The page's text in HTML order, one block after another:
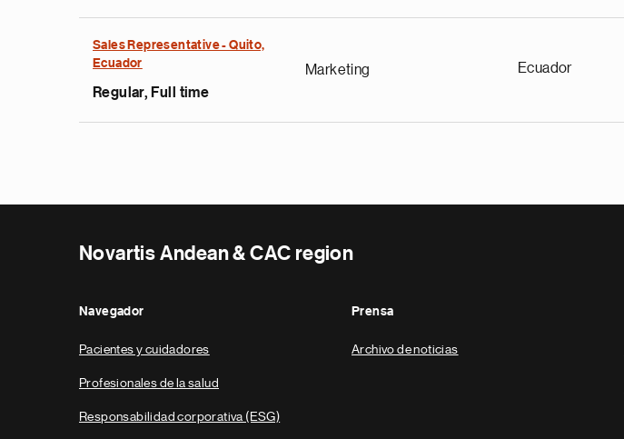
Sales Representative - Quito,
Ecuador
Regular, Full time
Marketing Ecuador
Novartis Andean & CAC region
Navegador
Pacientes y cuidadores
Profesionales de la salud
Responsabilidad corporativa (ESG)
Prensa
Archivo de noticias